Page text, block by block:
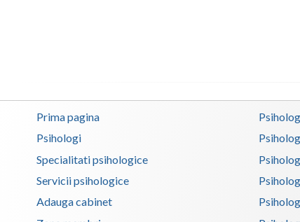
Prima pagina
Psihologi
Specialitati psihologice
Servicii psihologice
Adauga cabinet